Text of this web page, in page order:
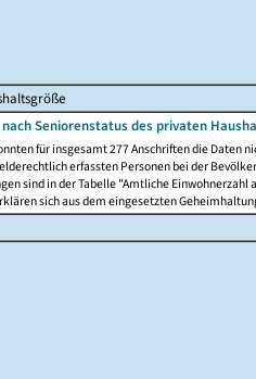
Seniorenstatus des privaten
für insgesamt 277 Anschriften die Daten
erfassten Personen bei der
sind in der Tabelle "Amtliche
sich aus dem eingesetzten